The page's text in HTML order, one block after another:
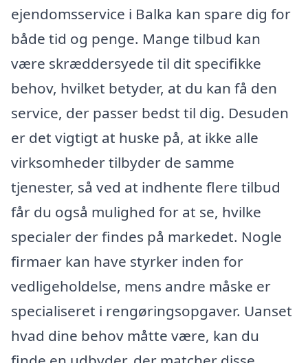
ejendomsservice i Balka kan spare dig for
både tid og penge. Mange tilbud kan
være skræddersyede til dit specifikke
behov, hvilket betyder, at du kan få den
service, der passer bedst til dig. Desuden
er det vigtigt at huske på, at ikke alle
virksomheder tilbyder de samme
tjenester, så ved at indhente flere tilbud
får du også mulighed for at se, hvilke
specialer der findes på markedet. Nogle
firmaer kan have styrker inden for
vedligeholdelse, mens andre måske er
specialiseret i rengøringsopgaver. Uanset
hvad dine behov måtte være, kan du